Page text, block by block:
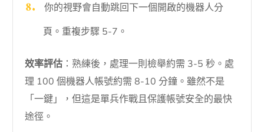
你的視野會自動跳回下一個開啟的機器人分
頁。重複步驟 5-7。
效率評估 ：熟練後，處理一則檢舉約需 3-5 秒。處
理 100 個機器人帳號約需 8-10 分鐘。雖然不是
「一鍵」，但這是單兵作戰且保護帳號安全的最快
途徑。